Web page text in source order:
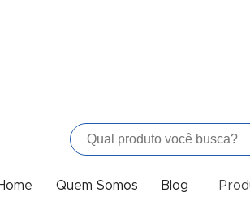
Quem Somos Blog